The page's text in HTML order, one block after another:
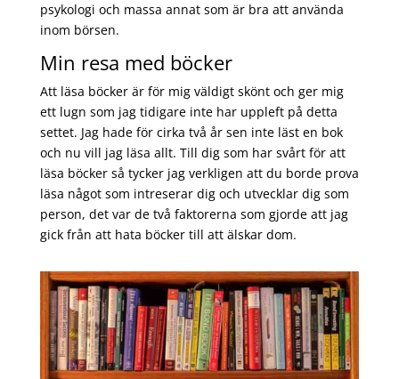
psykologi och massa annat som är bra att använda
inom börsen.
Min resa med böcker
Att läsa böcker är för mig väldigt skönt och ger mig
ett lugn som jag tidigare inte har uppleft på detta
settet. Jag hade för cirka två år sen inte läst en bok
och nu vill jag läsa allt. Till dig som har svårt för att
läsa böcker så tycker jag verkligen att du borde prova
läsa något som intreserar dig och utvecklar dig som
person, det var de två faktorerna som gjorde att jag
gick från att hata böcker till att älskar dom.